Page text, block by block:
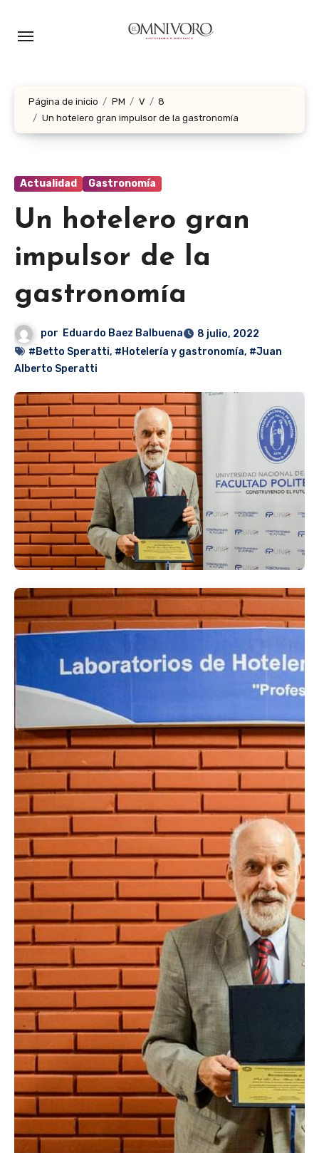
Página de inicio PM V
8
Un hotelero gran impulsor de la gastronomía
Actualidad Gastronomía
Un hotelero gran
impulsor de la
gastronomía
por Eduardo Baez Balbuena
8 julio, 2022
#Betto Speratti, #Hotelería y gastronomía, #Juan
Alberto Speratti